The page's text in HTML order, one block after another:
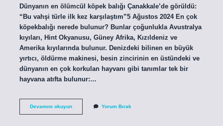
Dünyanın en ölümcül köpek balığı Çanakkale’de görüldü:
“Bu vahşi türle ilk kez karşılaştım”5 Ağustos 2024 En çok
köpekbalığı nerede bulunur? Bunlar çoğunlukla Avustralya
kıyıları, Hint Okyanusu, Güney Afrika, Kızıldeniz ve
Amerika kıyılarında bulunur. Denizdeki bilinen en büyük
yırtıcı, öldürme makinesi, besin zincirinin en üstündeki ve
dünyanın en çok korkulan hayvanı gibi tanımlar tek bir
hayvana atıfta bulunur:…
Devamını okuyunTürkiye
Yorum Bırak